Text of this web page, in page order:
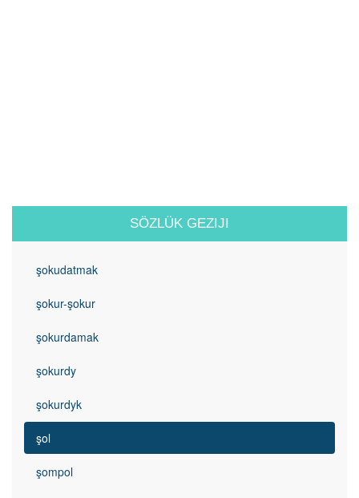
SÖZLÜK GEZIJI
şokudatmak
şokur-şokur
şokurdamak
şokurdy
şokurdyk
şol
şompol